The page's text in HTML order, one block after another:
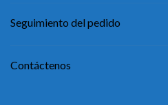
Seguimiento del pedido
Contáctenos